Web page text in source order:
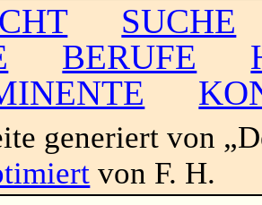
SUCHE
BERUFE
generiert von
von F. H.